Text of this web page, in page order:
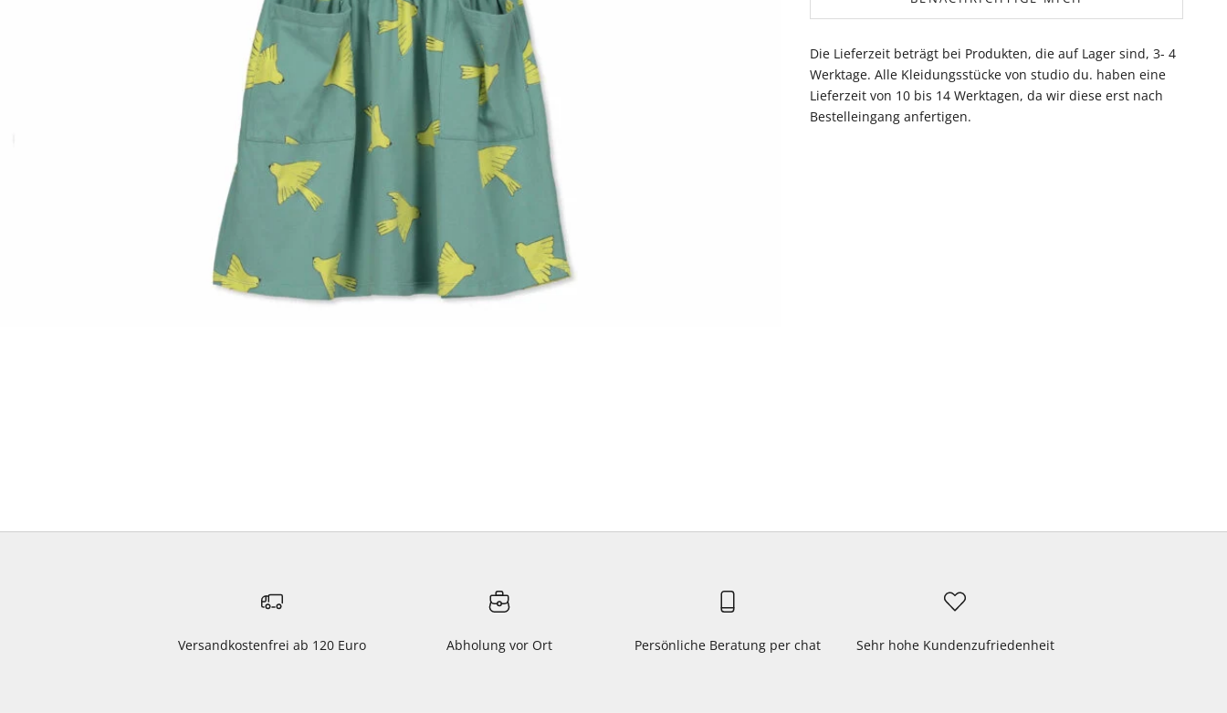
Die Lieferzeit beträgt bei Produkten, die auf Lager sind, 3- 4
Werktage. Alle Kleidungsstücke von studio du. haben eine
Lieferzeit von 10 bis 14 Werktagen, da wir diese erst nach
Bestelleingang anfertigen.
Versandkostenfrei ab 120 Euro Abholung vor Ort Persönliche Beratung per chat Sehr hohe Kundenzufriedenheit